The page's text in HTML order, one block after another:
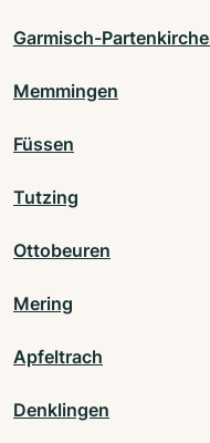
Garmisch-
Memmingen
Füssen
Tutzing
Ottobeuren
Mering
Apfeltrach
Denklingen